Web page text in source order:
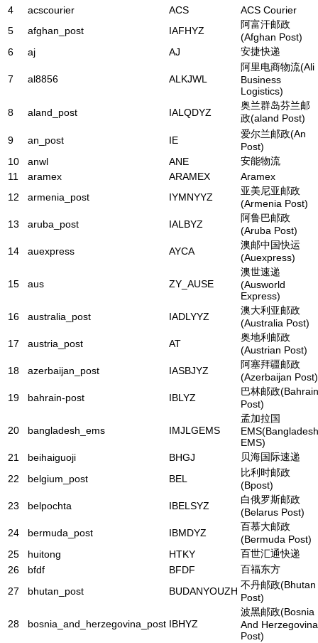
4
acscourier ACS
ACS Courier
5
afghan_post IAFHYZ
阿富汗邮政
(Afghan Post)
6
aj AJ 安捷快递
7 al8856 ALKJWL
阿里电商物流(Ali
Business
Logistics)
8
aland_post IALQDYZ
奥兰群岛芬兰邮
政(aland Post)
9
an_post IE
爱尔兰邮政(An
Post)
10
anwl ANE
安能物流
11
aramex ARAMEX
Aramex
12
armenia_post IYMNYYZ
亚美尼亚邮政
(Armenia Post)
13
aruba_post IALBYZ
阿鲁巴邮政
(Aruba Post)
14
auexpress AYCA
澳邮中国快运
(Auexpress)
15 aus ZY_AUSE
澳世速递
(Ausworld
Express)
16
australia_post IADLYYZ
澳大利亚邮政
(Australia Post)
17
austria_post AT
奥地利邮政
(Austrian Post)
18
azerbaijan_post IASBJYZ
阿塞拜疆邮政
(Azerbaijan Post)
19
bahrain-post IBLYZ
巴林邮政(Bahrain
Post)
20 bangladesh_ems IMJLGEMS
孟加拉国
EMS(Bangladesh
EMS)
21
beihaiguoji BHGJ
贝海国际速递
22
belgium_post BEL
比利时邮政
(Bpost)
23
belpochta IBELSYZ
白俄罗斯邮政
(Belarus Post)
24
bermuda_post IBMDYZ
百慕大邮政
(Bermuda Post)
25
huitong HTKY
百世汇通快递
26
bfdf BFDF
百福东方
27
bhutan_post BUDANYOUZH
不丹邮政(Bhutan
Post)
28 bosnia_and_herzegovina_post IBHYZ
波黑邮政(Bosnia
And Herzegovina
Post)